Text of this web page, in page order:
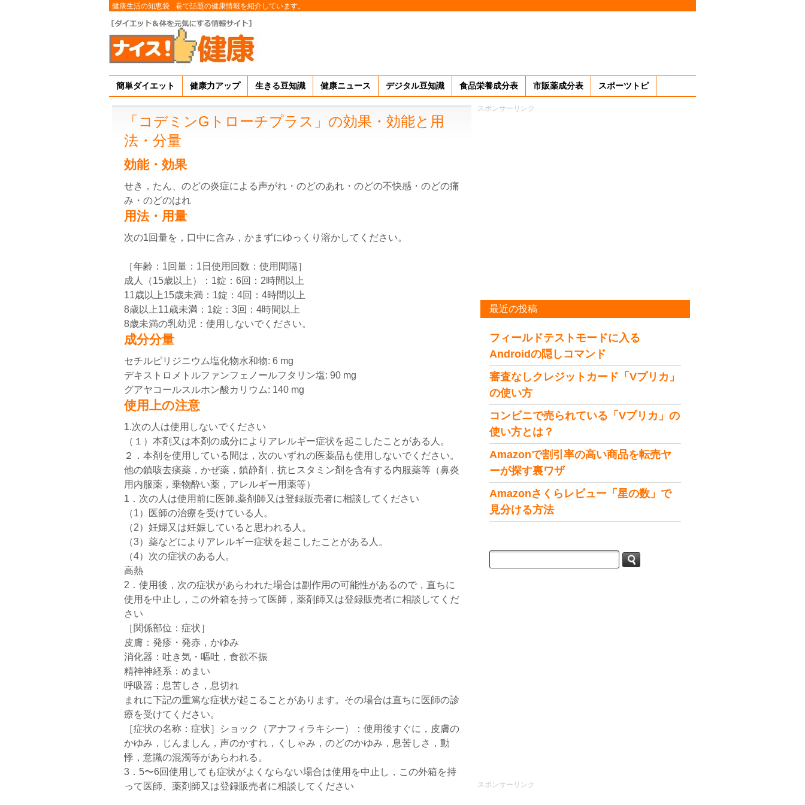
健康生活の知恵袋 巷で話題の健康情報を紹介しています。
簡単ダイエット 健康力アップ 生きる豆知識 健康ニュース デジタル豆知識 食品栄養成分表 市販薬成分表 スポーツトピ
「コデミンGトローチプラス」の効果・効能と用
法・分量
効能・効果
せき，たん、のどの炎症による声がれ・のどのあれ・のどの不快感・のどの痛
み・のどのはれ
用法・用量
次の1回量を，口中に含み，かまずにゆっくり溶かしてください。
［年齢：1回量：1日使用回数：使用間隔］
成人（15歳以上）：1錠：6回：2時間以上
11歳以上15歳未満：1錠：4回：4時間以上
8歳以上11歳未満：1錠：3回：4時間以上
8歳未満の乳幼児：使用しないでください。
成分分量
セチルピリジニウム塩化物水和物: 6 mg
デキストロメトルファンフェノールフタリン塩: 90 mg
グアヤコールスルホン酸カリウム: 140 mg
使用上の注意
1.次の人は使用しないでください
（１）本剤又は本剤の成分によりアレルギー症状を起こしたことがある人。
２．本剤を使用している間は，次のいずれの医薬品も使用しないでください。
他の鎮咳去痰薬，かぜ薬，鎮静剤，抗ヒスタミン剤を含有する内服薬等（鼻炎
用内服薬，乗物酔い薬，アレルギー用薬等）
1．次の人は使用前に医師,薬剤師又は登録販売者に相談してください
（1）医師の治療を受けている人。
（2）妊婦又は妊娠していると思われる人。
（3）薬などによりアレルギー症状を起こしたことがある人。
（4）次の症状のある人。
高熱
2．使用後，次の症状があらわれた場合は副作用の可能性があるので，直ちに
使用を中止し，この外箱を持って医師，薬剤師又は登録販売者に相談してくだ
さい
［関係部位：症状］
皮膚：発疹・発赤，かゆみ
消化器：吐き気・嘔吐，食欲不振
精神神経系：めまい
呼吸器：息苦しさ，息切れ
まれに下記の重篤な症状が起こることがあります。その場合は直ちに医師の診
療を受けてください。
［症状の名称：症状］ショック（アナフィラキシー）：使用後すぐに，皮膚の
かゆみ，じんましん，声のかすれ，くしゃみ，のどのかゆみ，息苦しさ，動
悸，意識の混濁等があらわれる。
3．5〜6回使用しても症状がよくならない場合は使用を中止し，この外箱を持
って医師、薬剤師又は登録販売者に相談してください
スポンサーリンク
最近の投稿
フィールドテストモードに入る
Androidの隠しコマンド
審査なしクレジットカード「Vプリカ」
の使い方
コンビニで売られている「Vプリカ」の
使い方とは？
Amazonで割引率の高い商品を転売ヤ
ーが探す裏ワザ
Amazonさくらレビュー「星の数」で
見分ける方法
スポンサーリンク